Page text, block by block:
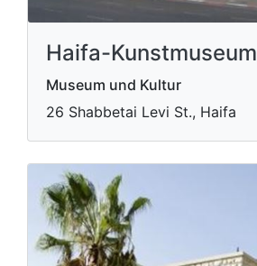
Haifa-Kunstmuseum
Museum und Kultur
26 Shabbetai Levi St., Haifa